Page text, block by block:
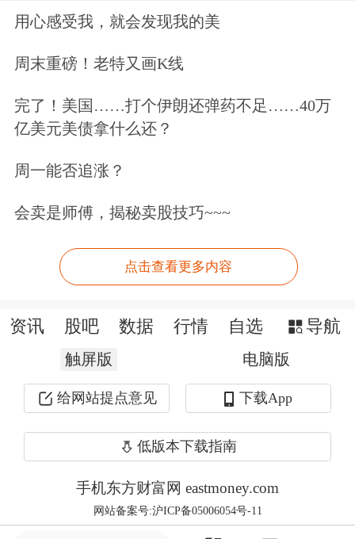
工，尤其是小时工都在离职了”。
区门口，记者看到一些打工者拿着大大
小小行李准备离开。
工厂门口的保安也在与记者闲聊中表
示，厂里面现在比较闲，有的厂房没有
开工，“已经停止招人了”。
为何立讯精密会接手昌硕的上海的厂
房？《科创板日报》记者从天眼查APP
查询到的工商信息显示，双方并非“陌
路人”。实际上，双方早有合作，
科技(上海)有限公司最新持有持有立讯
精密0.56%股份，持股数量为3984.51万
用心感受我，就会发现我的美
周末重磅！老特又画K线
完了！美国……打个伊朗还弹药不足……40万
亿美元美债拿什么还？
周一能否追涨？
会卖是师傅，揭秘卖股技巧~~~
点击查看更多内容
资讯 股吧 数据 行情 自选 导航
触屏版 电脑版
给网站提点意见 下载App
低版本下载指南
手机东方财富网 eastmoney.com
网站备案号:沪ICP备05006054号-11